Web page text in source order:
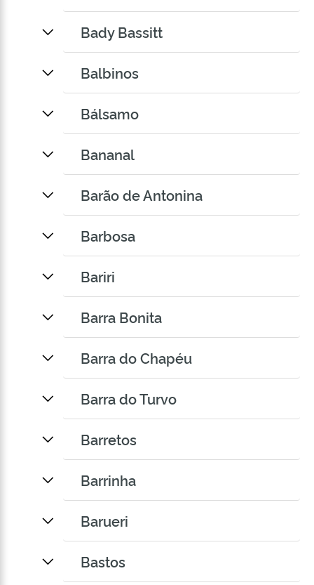
Bady Bassitt
Balbinos
Bálsamo
Bananal
Barão de Antonina
Barbosa
Bariri
Barra Bonita
Barra do Chapéu
Barra do Turvo
Barretos
Barrinha
Barueri
Bastos